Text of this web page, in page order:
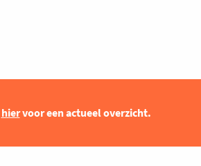
hiervoor een actueel overzicht.